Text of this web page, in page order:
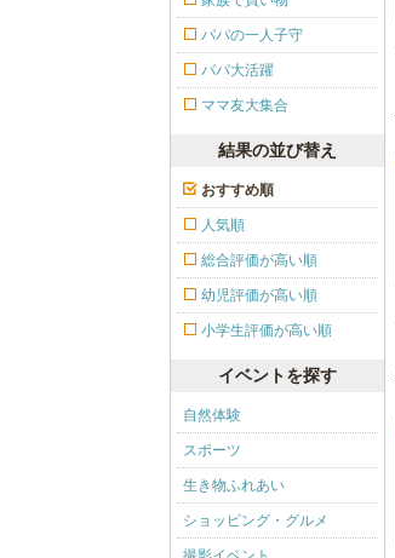
パパの一人子守
パパ大活躍
ママ友大集合
結果の並び替え
おすすめ順
人気順
総合評価が高い順
幼児評価が高い順
小学生評価が高い順
イベントを探す
自然体験
スポーツ
生き物ふれあい
ショッピング・グルメ